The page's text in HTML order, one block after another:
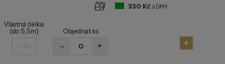
330 Kč s DPH
Vlastná délka
(do 5,5m)
Objednat ks
+
-